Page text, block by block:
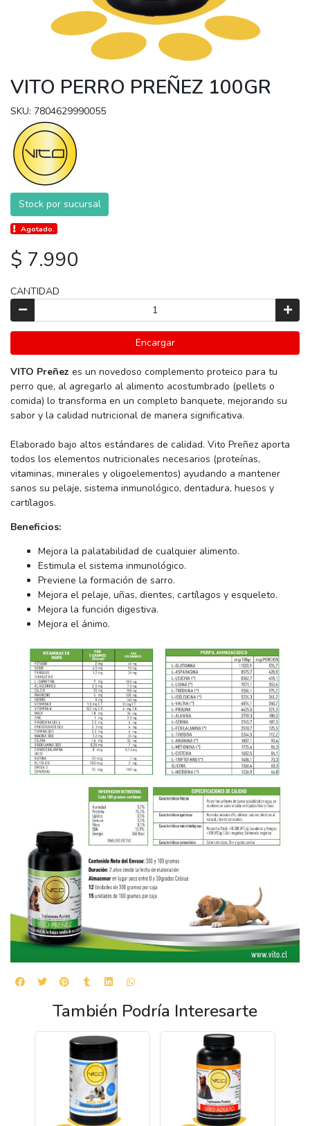
VITO PERRO PREÑEZ 100GR
SKU: 7804629990055
Stock por sucursal
Agotado.
$ 7.990
CANTIDAD
Encargar
VITO Preñez es un novedoso complemento proteico para tu
perro que, al agregarlo al alimento acostumbrado (pellets o
comida) lo transforma en un completo banquete, mejorando su
sabor y la calidad nutricional de manera significativa.
Elaborado bajo altos estándares de calidad. Vito Preñez aporta
todos los elementos nutricionales necesarios (proteínas,
vitaminas, minerales y oligoelementos) ayudando a mantener
sanos su pelaje, sistema inmunológico, dentadura, huesos y
cartílagos.
Beneficios:
Mejora la palatabilidad de cualquier alimento.
Estimula el sistema inmunológico.
Previene la formación de sarro.
Mejora el pelaje, uñas, dientes, cartílagos y esqueleto.
Mejora la función digestiva.
Mejora el ánimo.
También Podría Interesarte